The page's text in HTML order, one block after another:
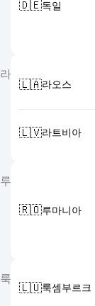
🇩🇪독일
라
🇱🇦라오스
🇱🇻라트비아
루
🇷🇴루마니아
룩
🇱🇺룩셈부르크